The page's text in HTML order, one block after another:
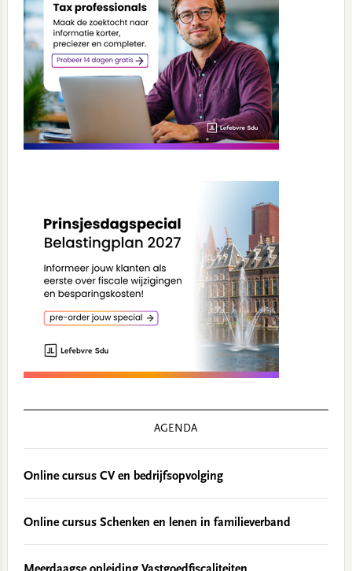
AGENDA
Online cursus CV en bedrijfsopvolging
Online cursus Schenken en lenen in familieverband